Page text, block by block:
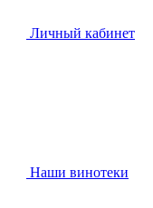
Личный кабинет
Наши винотеки